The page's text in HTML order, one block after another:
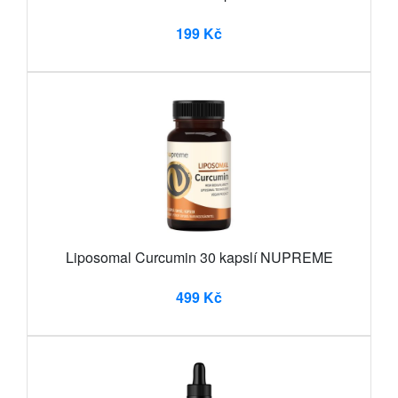
199 Kč
Liposomal Curcumin 30 kapslí NUPREME
499 Kč